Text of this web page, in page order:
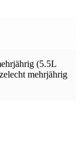
(5.5L
mehrjährig